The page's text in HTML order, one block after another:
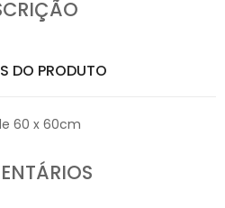
DO PRODUTO
60 x 60cm